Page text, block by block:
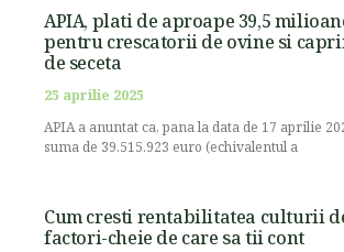
APIA, plati de aproape 39,5
pentru crescatorii de ovine si
de seceta
25 aprilie 2025
APIA a anuntat ca, pana la data de 17 aprilie
suma de 39.515.923 euro (echivalentul a
Cum cresti rentabilitatea culturii
factori-cheie de care sa tii cont